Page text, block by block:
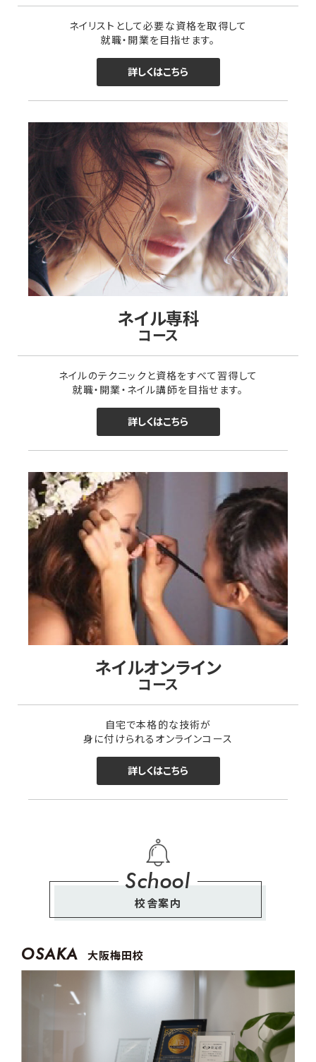
ネイリストとして必要な資格を取得して
就職・開業を目指せます。
詳しくはこちら
ネイル専科
コース
ネイルのテクニックと資格をすべて習得して
就職・開業・ネイル講師を目指せます。
詳しくはこちら
ネイルオンライン
コース
自宅で本格的な技術が
身に付けられるオンラインコース
詳しくはこちら
School
校舎案内
OSAKA 大阪梅田校